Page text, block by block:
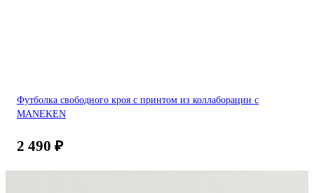
Футболка свободного кроя с принтом из коллаборации с
MANEKEN
2 490 ₽